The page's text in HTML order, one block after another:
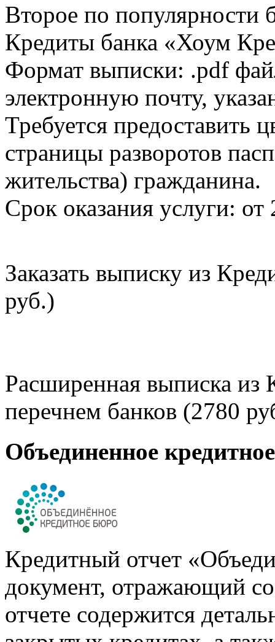
Второе по популярности
Кредиты банка «Хоум
Формат выписки: .pdf
электронную почту,
Требуется предоставить
страницы разворотов
жительства) гражданина.
Срок оказания услуги: от
Заказать выписку из
руб.)
Расширенная выписка из
перечнем банков (2780
Объединенное
Кредитный отчет
документ, отражающий
отчете содержится